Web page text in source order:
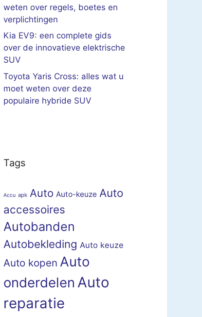
weten over regels, boetes en
verplichtingen
Kia EV9: een complete gids
over de innovatieve elektrische
SUV
Toyota Yaris Cross: alles wat u
moet weten over deze
populaire hybride SUV
Tags
Accu apk Auto Auto-keuze Auto
accessoires
Autobanden
Autobekleding Auto keuze
Auto kopen Auto
onderdelen Auto
reparatie